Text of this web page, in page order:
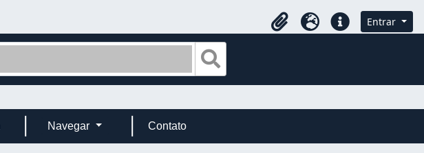
Área de Transferência
IdiomaAtalhos Entrar
Navegar Contato